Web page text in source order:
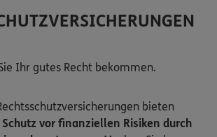
Ihr gutes Recht bekommen.
bieten
vor finanziellen Risiken durch